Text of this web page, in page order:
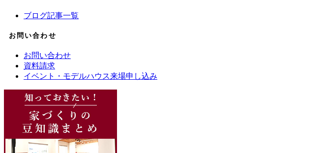
ブログ記事一覧
お問い合わせ
お問い合わせ
資料請求
イベント・モデルハウス来場申し込み